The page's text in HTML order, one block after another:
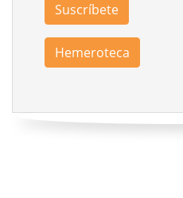
Suscríbete
Hemeroteca